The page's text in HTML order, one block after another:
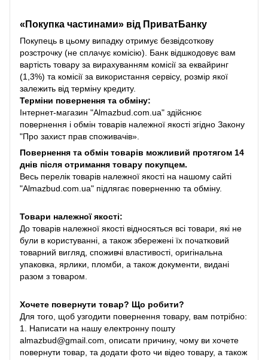
«Покупка частинами» від ПриватБанку
Покупець в цьому випадку отримує безвідсоткову
розстрочку (не сплачує комісію). Банк відшкодовує вам
вартість товару за вирахуванням комісії за еквайринг
(1,3%) та комісії за використання сервісу, розмір якої
залежить від терміну кредиту.
Терміни повернення та обміну:
Інтернет-магазин "Almazbud.com.ua" здійснює
повернення і обмін товарів належної якості згідно Закону
"Про захист прав споживачів».
Повернення та обмін товарів можливий протягом 14
днів після отримання товару покупцем.
Весь перелік товарів належної якості на нашому сайті
"Almazbud.com.ua" підлягає поверненню та обміну.
Товари належної якості:
До товарів належної якості відносяться всі товари, які не
були в користуванні, а також збережені їх початковий
товарний вигляд, споживчі властивості, оригінальна
упаковка, ярлики, пломби, а також документи, видані
разом з товаром.
Хочете повернути товар? Що робити?
Для того, щоб узгодити повернення товару, вам потрібно:
1. Написати на нашу електронну пошту
almazbud@gmail.com, описати причину, чому ви хочете
повернути товар, та додати фото чи відео товару, а також